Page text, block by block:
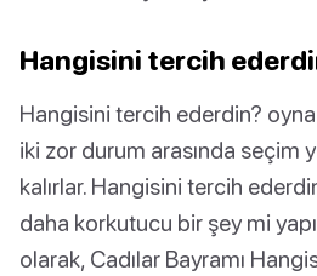
Hangisini tercih
Hangisini tercih ederdin?
iki zor durum arasında seçim
kalırlar. Hangisini tercih
daha korkutucu bir şey mi
olarak, Cadılar Bayramı